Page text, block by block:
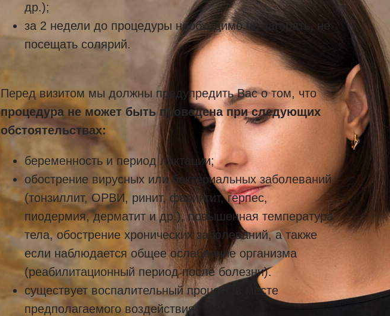
др.);
за 2 недели до процедуры необходимо не загорать, не
посещать солярий.
Перед визитом мы должны предупредить Вас о том, что
процедура не может быть проведена при следующих
обстоятельствах:
беременность и период лактации;
обострение вирусных или бактериальных заболеваний
(тонзиллит, ОРВИ, ринит, фарингит, герпес,
пиодермия, дерматит и др.), повышенная температура
тела, обострение хронических заболеваний, а также
если наблюдается общее ослабление организма
(реабилитационный период после болезни).
существует воспалительный процесс в месте
предполагаемого воздействия;